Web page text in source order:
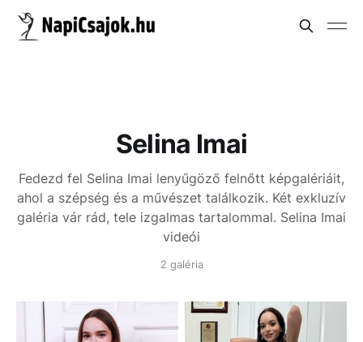
Selina Imai
Fedezd fel Selina Imai lenyűgöző felnőtt képgalériáit,
ahol a szépség és a művészet találkozik. Két exkluzív
galéria vár rád, tele izgalmas tartalommal. Selina Imai
videói
2 galéria